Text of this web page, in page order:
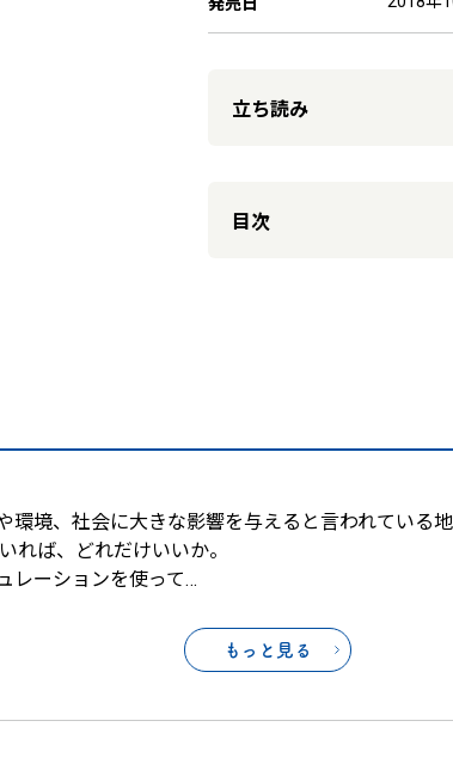
立ち読み
目次
環境、社会に大きな影響を与えると言われている
れば、どれだけいいか。
レーションを使って…
もっと見る